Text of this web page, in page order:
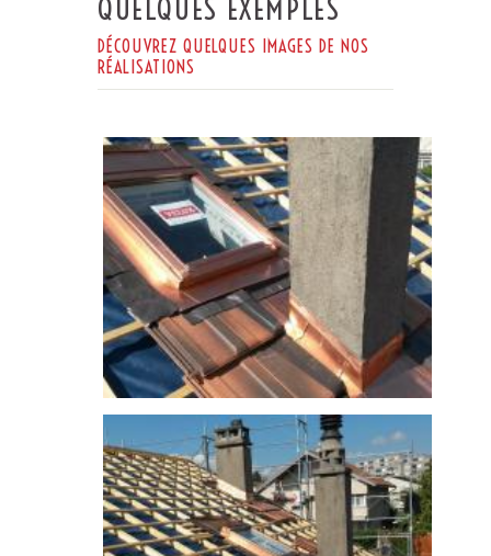
QUELQUES EXEMPLES
DÉCOUVREZ QUELQUES IMAGES DE NOS
RÉALISATIONS